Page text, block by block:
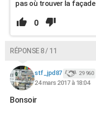
pas où trouver la façade
0
RÉPONSE 8 / 11
stf_jpd87 29 960
24 mars 2017 à 18:04
Bonsoir